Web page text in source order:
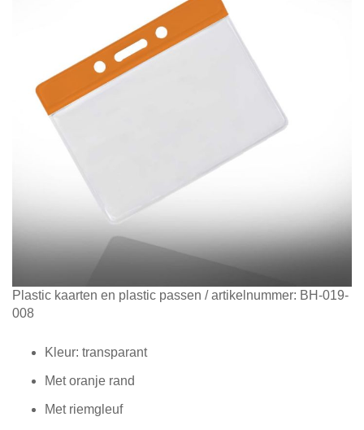
Support
Plastic kaarten en plastic passen / artikelnummer: BH-019-
008
Kleur: transparant
Met oranje rand
Met riemgleuf
Ga
naar
begin
afbeeldingen-